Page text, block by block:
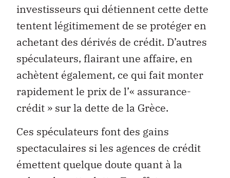
investisseurs qui détiennent cette dette
tentent légitimement de se protéger en
achetant des dérivés de crédit. D’autres
spéculateurs, flairant une affaire, en
achètent également, ce qui fait monter
rapidement le prix de l’« assurance-
crédit » sur la dette de la Grèce.
Ces spéculateurs font des gains
spectaculaires si les agences de crédit
émettent quelque doute quant à la